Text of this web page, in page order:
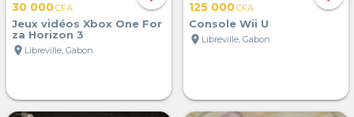
30 000CFA
Jeux vidéos Xbox One For
za Horizon 3
location_on Libreville, Gabon
125 000CFA
Console Wii U
location_on Libreville, Gabon